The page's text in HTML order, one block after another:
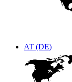
AT (DE)